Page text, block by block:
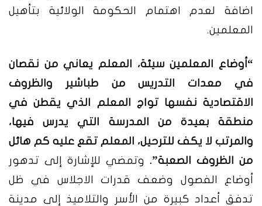
اضافة لعدم اهتمام الحكومة الولائية بتأهيل
المعلمين.
“أوضاع المعلمين سيئة، المعلم يعاني من نقصان
في معدات التدريس من طباشير والظروف
الاقتصادية نفسها تواج المعلم الذي يقطن في
منطقة بعيدة من المدرسة التي يدرس فيها،
والمرتب لا يكف للترحيل، المعلم تقع عليه كم هائل
من الظروف الصعبة”. وتمضي للإشارة إلى تدهور
أوضاع الفصول وضعف قدرات الاجلاس في ظل
تدفق أعداد كبيرة من الأسر والتلاميذ إلى مدينة